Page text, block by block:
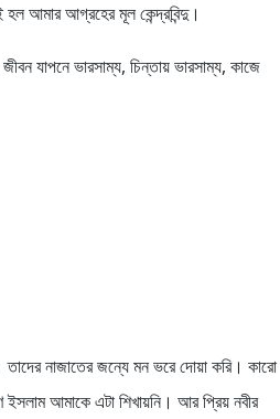
হল আমার আগ্রহের মূল কেন্দ্রবিন্দু।
যাপনে ভারসাম্য, চিন্তায় ভারসাম্য, কাজে
নাজাতের জন্যে মন ভরে দোয়া করি। কারো
ইসলাম আমাকে এটা শিখায়নি। আর প্রিয় নবীর